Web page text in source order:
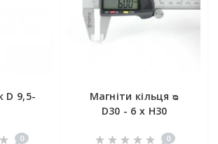
D 9,5-
0
Магніти кільця ᴓ
D30 - 6 x H30
0